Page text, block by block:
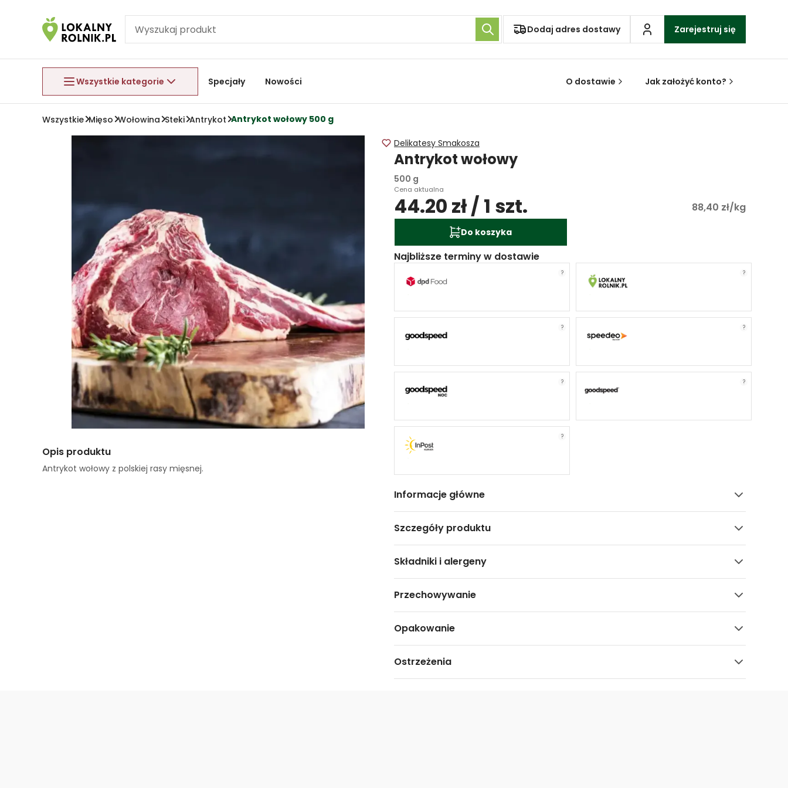
Dodaj adres dostawy Zarejestruj się
Wszystkie kategorie
Aby wyjść z menu, naciśnij przycisk Esc.
Specjały
Nowości O dostawie Jak założyć konto?
Wszystkie Mięso Wołowina Steki Antrykot Antrykot wołowy 500 g
Opis produktu
Antrykot wołowy z polskiej rasy mięsnej.
Delikatesy Smakosza
Antrykot wołowy
500 g
Cena aktualna
44.20 zł / 1 szt. 88,40 zł/kg
Do koszyka
Najbliższe terminy w dostawie
? ?
? ?
? ?
?
Informacje główne
Szczegóły produktu
Składniki i alergeny
Przechowywanie
Opakowanie
Ostrzeżenia